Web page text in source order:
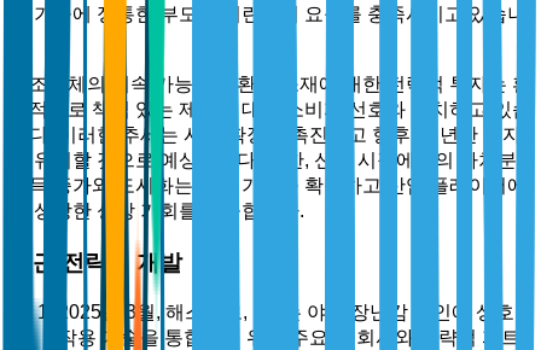
는 기술에 정통한 부모와 어린이의 요구를 충족시키고 있습니
제조업체의 지속 가능한 친환경 소재에 대한 전략적 투자는 환
경적으로 책임 있는 제품에 대한 소비자 선호와 일치하고 있습
니다. 이러한 추세는 시장 확장을 촉진하고 향후 몇 년간 투자
를 유치할 것으로 예상됩니다. 또한, 신흥 시장에서의 가처분
소득 증가와 도시화는 고객 기반을 확장하고 산업 플레이어에
게 상당한 성장 기회를 제공합니다.
최근 전략적 개발
2025년 3월, 해스브로, Inc.는 야외 장난감 라인에 상호
작용 기술을 통합하기 위해 주요 AI 회사와 전략적 파트